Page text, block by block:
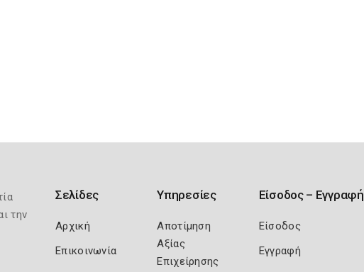
την
Σελίδες
Αρχική
Επικοινωνία
Υπηρεσίες
Αποτίμηση
Αξίας
Επιχείρησης
Είσοδος – Εγγραφή
Είσοδος
Εγγραφή